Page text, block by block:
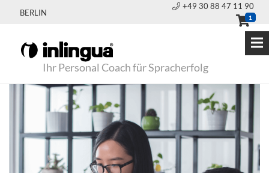
BERLIN
+49 30 88 47 11 90
1
Ihr Personal Coach für Spracherfolg